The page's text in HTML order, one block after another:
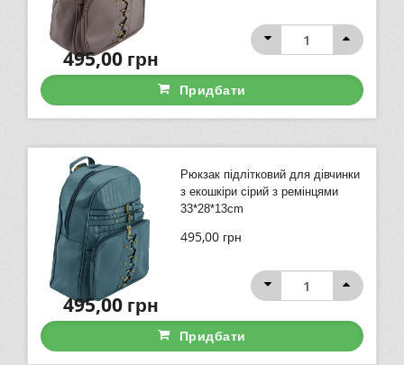
495,00грн
Придбати
Рюкзак підлітковий для дівчинки
з екошкіри сірий з ремінцями
33*28*13cm
495,00 грн
495,00грн
Придбати